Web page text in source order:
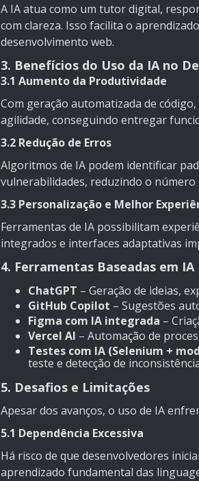
A IA atua como um tutor digital,
com clareza. Isso facilita o
desenvolvimento web.
3. Benefícios do Uso da IA no
3.1 Aumento da Produtividade
Com geração automatizada de
agilidade, conseguindo entregar
3.2 Redução de Erros
Algoritmos de IA podem identificar
vulnerabilidades, reduzindo o número
3.3 Personalização e Melhor
Ferramentas de IA possibilitam
integrados e interfaces adaptativas
4. Ferramentas Baseadas em
ChatGPT – Geração de ideias,
GitHub Copilot – Sugestões
Figma com IA integrada –
Vercel AI – Automação de
Testes com IA (Selenium +
teste e detecção de
5. Desafios e Limitações
Apesar dos avanços, o uso de IA
5.1 Dependência Excessiva
Há risco de que desenvolvedores
aprendizado fundamental das